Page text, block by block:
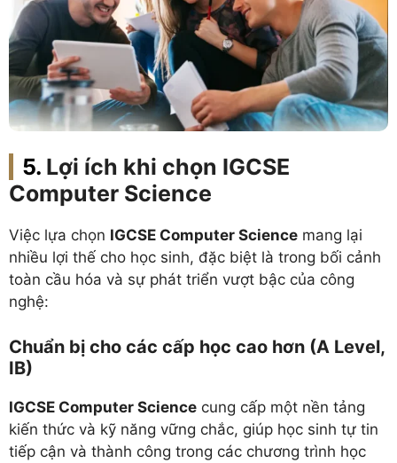
Lợi ích khi chọn IGCSE
Computer Science
Việc lựa chọn IGCSE Computer Science mang lại
nhiều lợi thế cho học sinh, đặc biệt là trong bối cảnh
toàn cầu hóa và sự phát triển vượt bậc của công
nghệ:
Chuẩn bị cho các cấp học cao hơn (A Level,
IB)
IGCSE Computer Science cung cấp một nền tảng
kiến thức và kỹ năng vững chắc, giúp học sinh tự tin
tiếp cận và thành công trong các chương trình học